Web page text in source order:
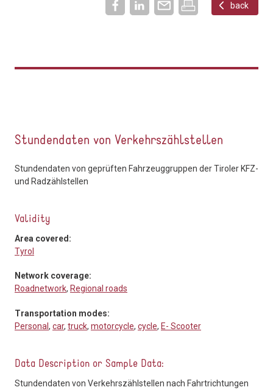
back
Stundendaten von Verkehrszählstellen
Stundendaten von geprüften Fahrzeuggruppen der Tiroler KFZ-
und Radzählstellen
Validity
Area covered:
Tyrol
Network coverage:
Roadnetwork, Regional roads
Transportation modes:
Personal , car, truck, motorcycle, cycle, E- Scooter
Data Description or Sample Data:
Stundendaten von Verkehrszählstellen nach Fahrtrichtungen